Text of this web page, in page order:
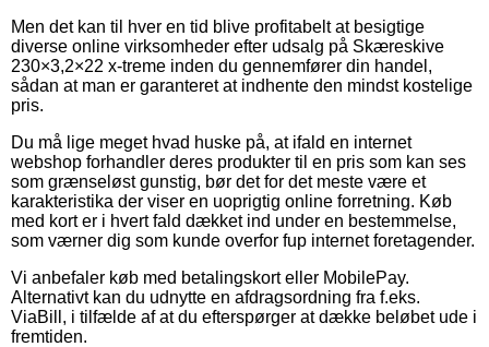
Men det kan til hver en tid blive profitabelt at besigtige
diverse online virksomheder efter udsalg på Skæreskive
230×3,2×22 x-treme inden du gennemfører din handel,
sådan at man er garanteret at indhente den mindst kostelige
pris.
Du må lige meget hvad huske på, at ifald en internet
webshop forhandler deres produkter til en pris som kan ses
som grænseløst gunstig, bør det for det meste være et
karakteristika der viser en uoprigtig online forretning. Køb
med kort er i hvert fald dækket ind under en bestemmelse,
som værner dig som kunde overfor fup internet foretagender.
Vi anbefaler køb med betalingskort eller MobilePay.
Alternativt kan du udnytte en afdragsordning fra f.eks.
ViaBill, i tilfælde af at du efterspørger at dække beløbet ude i
fremtiden.